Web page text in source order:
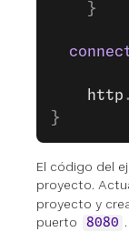
	}
	http
.
}
El código del
proyecto.
proyecto y
puerto
8080 .